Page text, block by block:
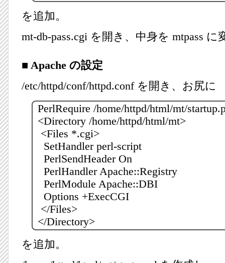
を追加。
mt-db-pass.cgi を開き、中身を mtpass に
■ Apache の設定
/etc/httpd/conf/httpd.conf を開き、お尻に
PerlRequire /home/httpd/html/mt/
<Directory /home/httpd/html/mt>
<Files *.cgi>
SetHandler perl-script
PerlSendHeader On
PerlHandler Apache::Registry
PerlModule Apache::DBI
Options +ExecCGI
</Files>
</Directory>
を追加。